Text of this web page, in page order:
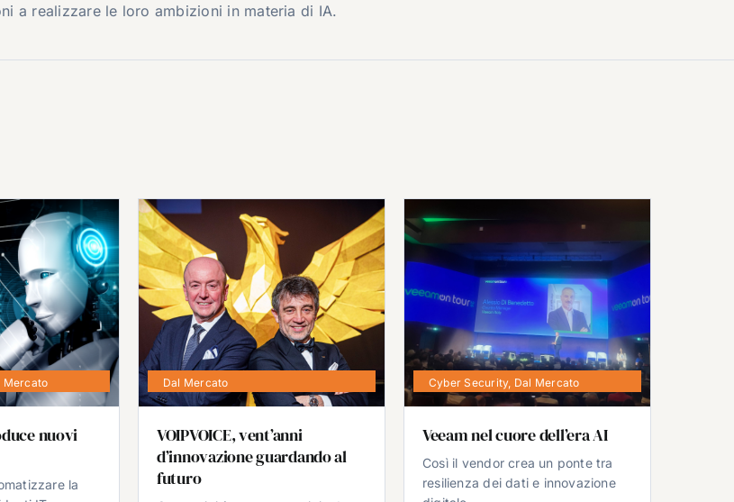
a realizzare le loro ambizioni in materia di IA.
Mercato
nuovi
la
Dal Mercato
VOIPVOICE, vent’anni
d’innovazione guardando al
futuro
Cyber Security, Dal Mercato
Veeam nel cuore dell’era AI
Così il vendor crea un ponte tra
resilienza dei dati e innovazione